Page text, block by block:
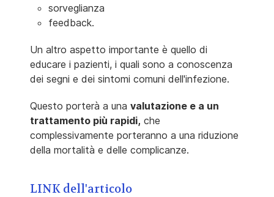
sorveglianza
feedback.
Un altro aspetto importante è quello di
educare i pazienti, i quali sono a conoscenza
dei segni e dei sintomi comuni dell'infezione.
Questo porterà a una valutazione e a un
trattamento più rapidi, che
complessivamente porteranno a una riduzione
della mortalità e delle complicanze.
LINK dell'articolo